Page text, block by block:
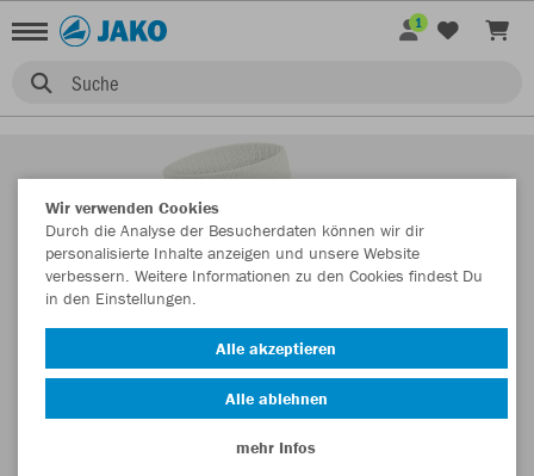
Suche
1
Wir verwenden Cookies
Durch die Analyse der Besucherdaten können wir dir
personalisierte Inhalte anzeigen und unsere Website
verbessern. Weitere Informationen zu den Cookies findest Du
in den Einstellungen.
Alle akzeptieren
Alle ablehnen
mehr Infos